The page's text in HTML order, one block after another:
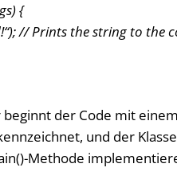
{
// Prints the string to the
beginnt der Code mit
und der
Methode